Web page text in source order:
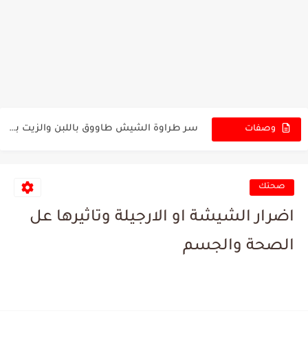
وصفات سر طراوة الشيش طاووق باللبن والزيت بطريقة المطاعم🍗 تتبيلة رهيبة...
صحتك
اضرار الشيشة او الارجيلة وتاثيرها عل
الصحة والجسم